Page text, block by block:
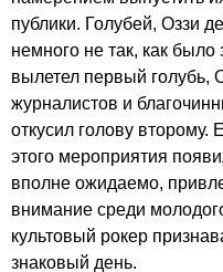
публики. Голубей, Оззи
немного не так, как было
вылетел первый голубь,
журналистов и
откусил голову второму.
этого мероприятия
вполне ожидаемо,
внимание среди
культовый рокер
знаковый день.